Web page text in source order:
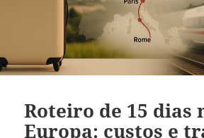
Roteiro de 15 dias
Europa: custos e